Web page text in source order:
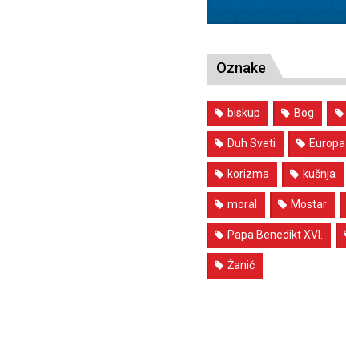
Oznake
biskup Bog
Duh Sveti Europa
korizma kušnja
moral Mostar
Papa Benedikt XVI.
Žanić